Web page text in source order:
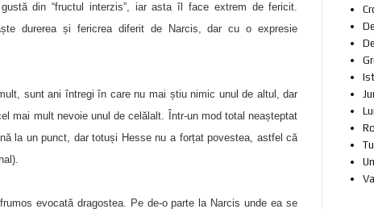
din “fructul interzis”, iar asta îl face extrem de fericit.
durerea și fericrea diferit de Narcis, dar cu o expresie
sunt ani întregi în care nu mai știu nimic unul de altul, dar
mai mult nevoie unul de celălalt. Într-un mod total neașteptat
la un punct, dar totuși Hesse nu a forțat povestea, astfel că
evocată dragostea. Pe de-o parte la Narcis unde ea se